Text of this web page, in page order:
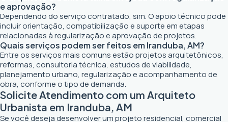
e aprovação?
Dependendo do serviço contratado, sim. O apoio técnico pode
incluir orientação, compatibilização e suporte em etapas
relacionadas à regularização e aprovação de projetos.
Quais serviços podem ser feitos em Iranduba, AM?
Entre os serviços mais comuns estão projetos arquitetônicos,
reformas, consultoria técnica, estudos de viabilidade,
planejamento urbano, regularização e acompanhamento de
obra, conforme o tipo de demanda.
Solicite Atendimento com um Arquiteto
Urbanista em Iranduba, AM
Se você deseja desenvolver um projeto residencial, comercial